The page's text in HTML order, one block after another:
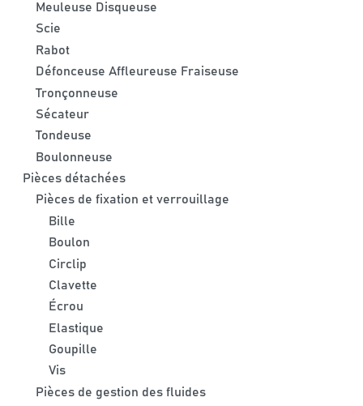
Meuleuse Disqueuse
Scie
Rabot
Défonceuse Affleureuse Fraiseuse
Tronçonneuse
Sécateur
Tondeuse
Boulonneuse
Pièces détachées
Pièces de fixation et verrouillage
Bille
Boulon
Circlip
Clavette
Écrou
Elastique
Goupille
Vis
Pièces de gestion des fluides